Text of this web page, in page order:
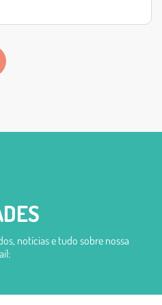
notícias e tudo sobre nossa